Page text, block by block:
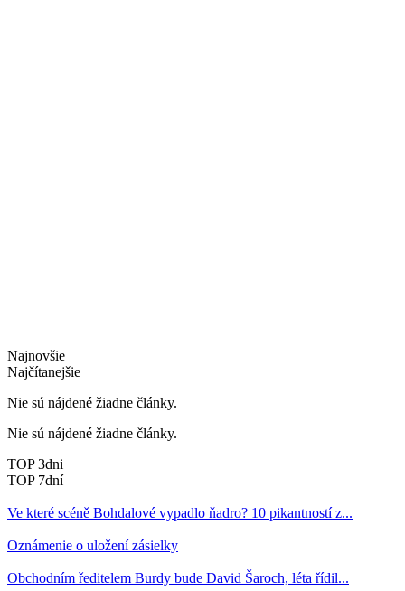
Najnovšie
Najčítanejšie
Nie sú nájdené žiadne články.
Nie sú nájdené žiadne články.
TOP 3dni
TOP 7dní
Ve které scéně Bohdalové vypadlo ňadro? 10 pikantností z...
Oznámenie o uložení zásielky
Obchodním ředitelem Burdy bude David Šaroch, léta řídil...